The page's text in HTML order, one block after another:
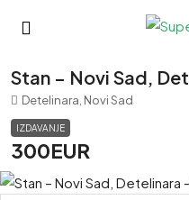
Stan – Novi Sad,
Detelinara, Novi Sad
IZDAVANJE
300EUR